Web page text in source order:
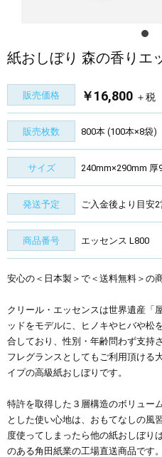
紙おしぼり 森の香りエ
販売価格 ￥16,800 ＋税
販売枚数 800本 (100本×8袋)
サイズ 240mm×290mm 厚
発送予定 ご入金後より目安
商品番号 エッセンス L800
安心の＜日本製＞で＜送料無料＞の
クリール・エッセンスは世界遺産「
ッドをモデルに、ヒノキやヒバや松
合しており、性別・年齢問わず支持
フレグランスとしてもご利用頂ける
イプの高級紙おしぼりです。
特許を取得した３層構造のボリュー
とした使い心地は、おもてなしの風
度使ってしまったら他の紙おしぼり
のある角田紙業の工場直送商品です。